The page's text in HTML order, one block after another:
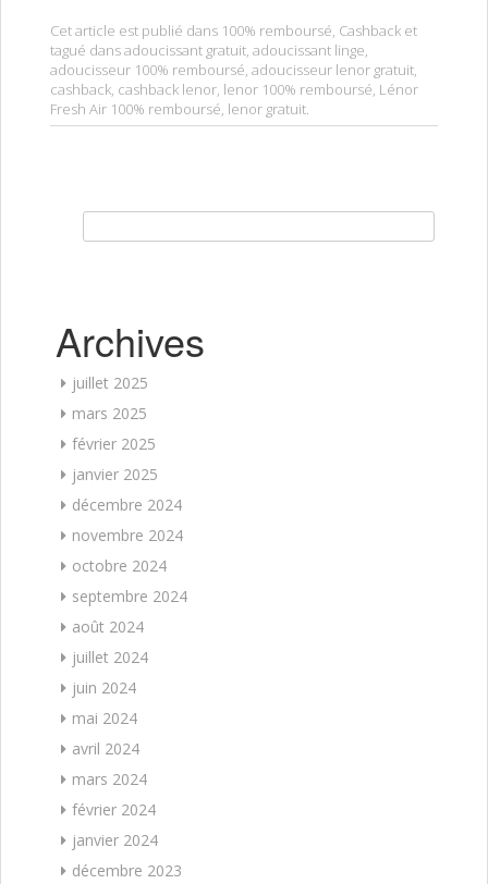
Cet article est publié dans 100% remboursé, Cashback et
tagué dansadoucissant gratuit, adoucissant linge,
adoucisseur 100% remboursé, adoucisseur lenor gratuit,
cashback, cashback lenor, lenor 100% remboursé, Lénor
Fresh Air 100% remboursé, lenor gratuit.
Archives
juillet 2025
mars 2025
février 2025
janvier 2025
décembre 2024
novembre 2024
octobre 2024
septembre 2024
août 2024
juillet 2024
juin 2024
mai 2024
avril 2024
mars 2024
février 2024
janvier 2024
décembre 2023